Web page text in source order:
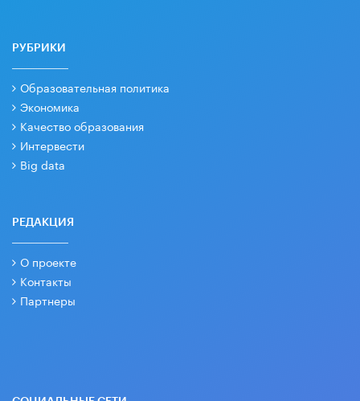
РУБРИКИ
Образовательная политика
Экономика
Качество образования
Интервести
Big data
РЕДАКЦИЯ
О проекте
Контакты
Партнеры